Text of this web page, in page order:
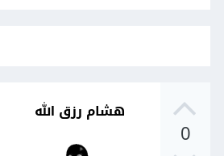
0
هشام رزق الله